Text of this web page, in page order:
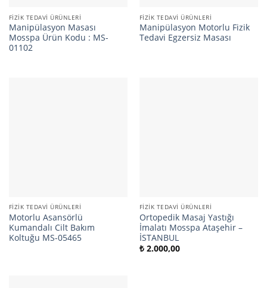
FIZIK TEDAVI ÜRÜNLERI
Manipülasyon Masası
Mosspa Ürün Kodu : MS-
01102
FIZIK TEDAVI ÜRÜNLERI
Manipülasyon Motorlu Fizik
Tedavi Egzersiz Masası
FIZIK TEDAVI ÜRÜNLERI
Motorlu Asansörlü
Kumandalı Cilt Bakım
Koltuğu MS-05465
FIZIK TEDAVI ÜRÜNLERI
Ortopedik Masaj Yastığı
İmalatı Mosspa Ataşehir –
İSTANBUL
₺2.000,00